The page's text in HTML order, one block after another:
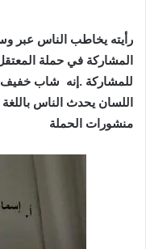
رأيته يخاطب الناس عبر
المشاركة في حملة
للمشاركة .إنه شاب
اللسان يحدث الناس باللغة
منشورات الحملة